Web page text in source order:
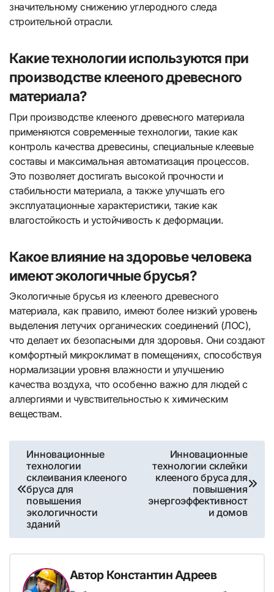
значительному снижению углеродного следа
строительной отрасли.
Какие технологии используются при
производстве клееного древесного
материала?
При производстве клееного древесного материала
применяются современные технологии, такие как
контроль качества древесины, специальные клеевые
составы и максимальная автоматизация процессов.
Это позволяет достигать высокой прочности и
стабильности материала, а также улучшать его
эксплуатационные характеристики, такие как
влагостойкость и устойчивость к деформации.
Какое влияние на здоровье человека
имеют экологичные брусья?
Экологичные брусья из клееного древесного
материала, как правило, имеют более низкий уровень
выделения летучих органических соединений (ЛОС),
что делает их безопасными для здоровья. Они создают
комфортный микроклимат в помещениях, способствуя
нормализации уровня влажности и улучшению
качества воздуха, что особенно важно для людей с
аллергиями и чувствительностью к химическим
веществам.
Навигация
по
записям
Инновационные
технологии
склеивания клееного
бруса для
повышения
экологичности
зданий
Инновационные
технологии склейки
клееного бруса для
повышения
энергоэффективност
и домов
Автор Константин Адреев